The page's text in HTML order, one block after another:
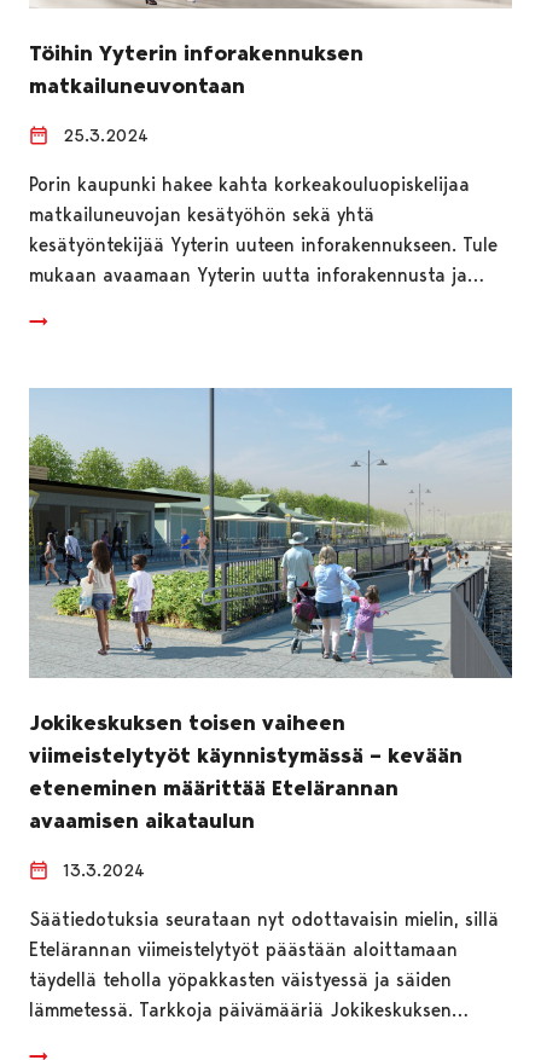
Töihin Yyterin inforakennuksen
matkailuneuvontaan
25.3.2024
Porin kaupunki hakee kahta korkeakouluopiskelijaa
matkailuneuvojan kesätyöhön sekä yhtä
kesätyöntekijää Yyterin uuteen inforakennukseen. Tule
mukaan avaamaan Yyterin uutta inforakennusta ja…
Jokikeskuksen toisen vaiheen
viimeistelytyöt käynnistymässä – kevään
eteneminen määrittää Etelärannan
avaamisen aikataulun
13.3.2024
Säätiedotuksia seurataan nyt odottavaisin mielin, sillä
Etelärannan viimeistelytyöt päästään aloittamaan
täydellä teholla yöpakkasten väistyessä ja säiden
lämmetessä. Tarkkoja päivämääriä Jokikeskuksen…